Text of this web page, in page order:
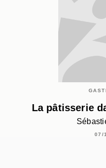
La pâtisserie
07/